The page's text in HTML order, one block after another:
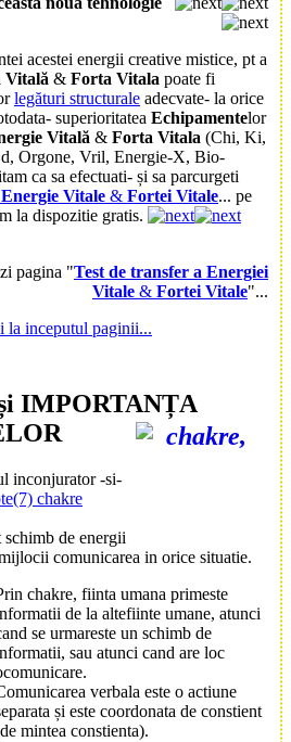
acestei energii creative mistice, pt a
Vitală & Forta Vitala poate fi
legături structurale adecvate- la orice
superioritatea Echipamentelor
Vitală & Forta Vitala (Chi, Ki,
Orgone, Vril, Energie-X, Bio-
ca sa efectuati- și sa parcurgeti
Vitale & Fortei Vitale... pe
la dispozitie gratis.
pagina "Test de transfer a Energiei
Vitale & Fortei Vitale"...
IMPORTANȚA
LOR
inconjurator -si-
chakre
schimb de energii
comunicarea in orice situatie.
chakre, fiinta umana primeste
de la altefiinte umane, atunci
se urmareste un schimb de
sau atunci cand are loc
verbala este o actiune
și este coordonata de constient
mintea constienta).